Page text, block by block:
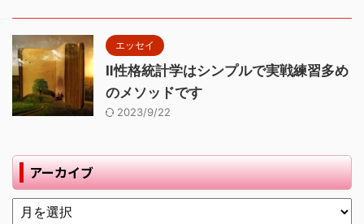
エッセイ
Ⅱ性格統計学はシンプルで実戦練習多め
のメソッドです
2023/9/22
アーカイブ